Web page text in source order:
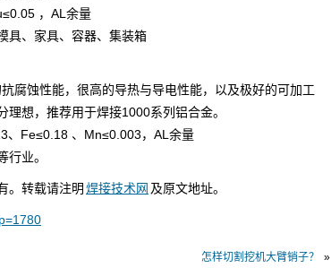
，AL余量
具、家具、容器、集装箱
腐蚀性能，很高的导热与导电性能，以及极好的可加工
想，推荐用于焊接1000系列铝合金。
、Fe≤0.18 、Mn≤0.003，AL余量
业。
。转载请注明 焊接技术网 及原文地址。
怎样切割挖机大臂销子？ »